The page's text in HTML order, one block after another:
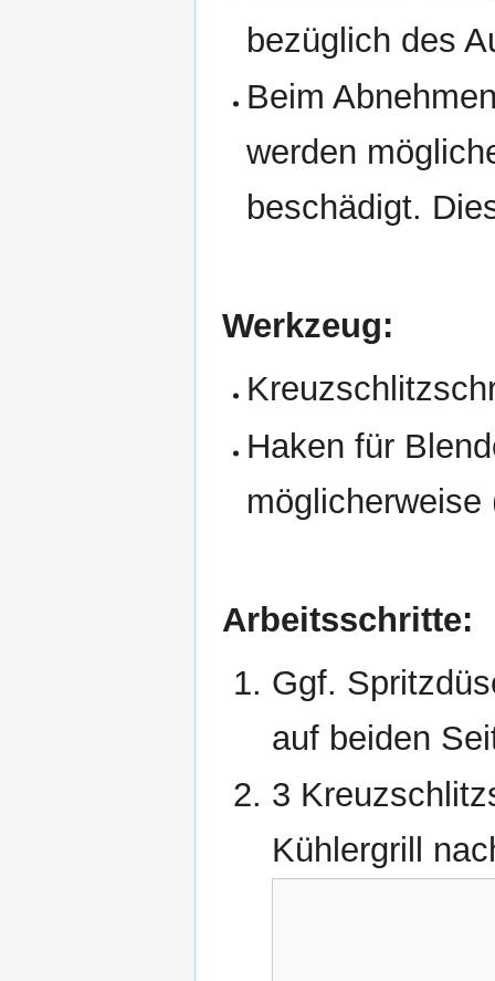
bezüglich des
Beim
werden
beschädigt.
Werkzeug:
Haken für
möglicherweise
Arbeitsschritte:
Ggf.
auf beiden
3
Kühlergrill